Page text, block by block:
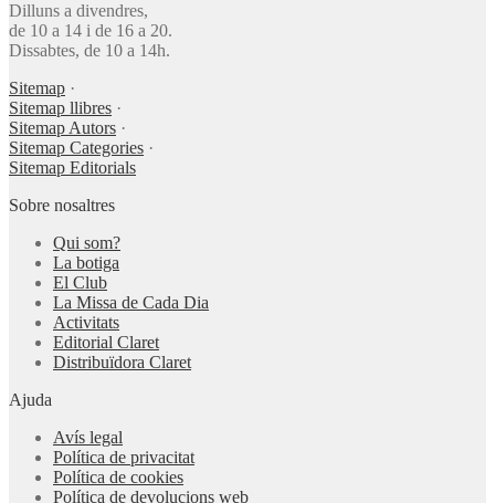
Dilluns a divendres,
de 10 a 14 i de 16 a 20.
Dissabtes, de 10 a 14h.
Sitemap ·
Sitemap llibres ·
Sitemap Autors ·
Sitemap Categories ·
Sitemap Editorials
Sobre nosaltres
Qui som?
La botiga
El Club
La Missa de Cada Dia
Activitats
Editorial Claret
Distribuïdora Claret
Ajuda
Avís legal
Política de privacitat
Política de cookies
Política de devolucions web